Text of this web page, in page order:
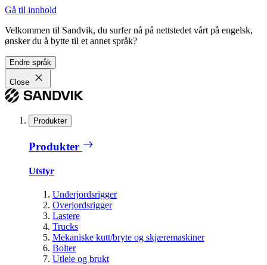
Gå til innhold
Velkommen til Sandvik, du surfer nå på nettstedet vårt på engelsk,
ønsker du å bytte til et annet språk?
Endre språk
Close
Produkter
Produkter
Utstyr
Underjordsrigger
Overjordsrigger
Lastere
Trucks
Mekaniske kutt/bryte og skjæremaskiner
Bolter
Utleie og brukt